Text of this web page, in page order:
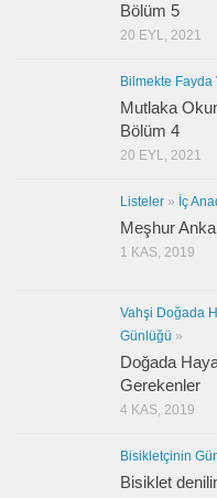
Bölüm 5
20 EYL, 2021
Bilmekte Fayda
Mutlaka
Bölüm 4
20 EYL, 2021
Listeler » İç
Meşhur
1 KAS, 2019
Vahşi Doğada
Günlüğü »
Doğada
Gerekenler
4 KAS, 2019
Bisikletçinin
Bisiklet